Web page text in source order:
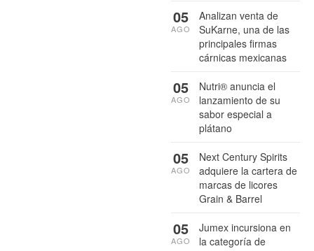
Analizan venta de
SuKarne, una de las
principales firmas
cárnicas mexicanas
05
AGO
Nutri® anuncia el
lanzamiento de su
sabor especial a
plátano
05
AGO
Next Century Spirits
adquiere la cartera de
marcas de licores
Grain & Barrel
05
AGO
Jumex incursiona en
la categoría de
05
AGO